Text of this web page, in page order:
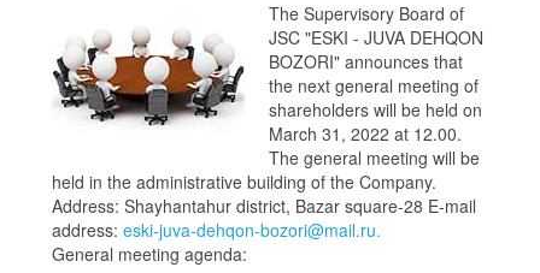
The Supervisory Board of
JSC "ESKI - JUVA DEHQON
BOZORI" announces that
the next general meeting of
shareholders will be held on
March 31, 2022 at 12.00.
The general meeting will be
held in the administrative building of the Company.
Address: Shayhantahur district, Bazar square-28 E-mail
address: eski-juva-dehqon-bozori@mail.ru.
General meeting agenda: